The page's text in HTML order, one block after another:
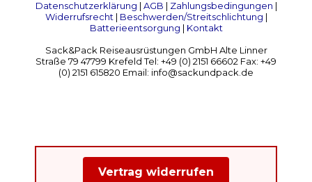
Datenschutzerklärung | AGB | Zahlungsbedingungen |
Widerrufsrecht| Beschwerden/Streitschlichtung |
Batterieentsorgung | Kontakt
Sack&Pack Reiseausrüstungen GmbH Alte Linner
Straße 79 47799 Krefeld Tel: +49 (0) 2151 66602 Fax: +49
(0) 2151 615820 Email: info@sackundpack.de
Vertrag widerrufen